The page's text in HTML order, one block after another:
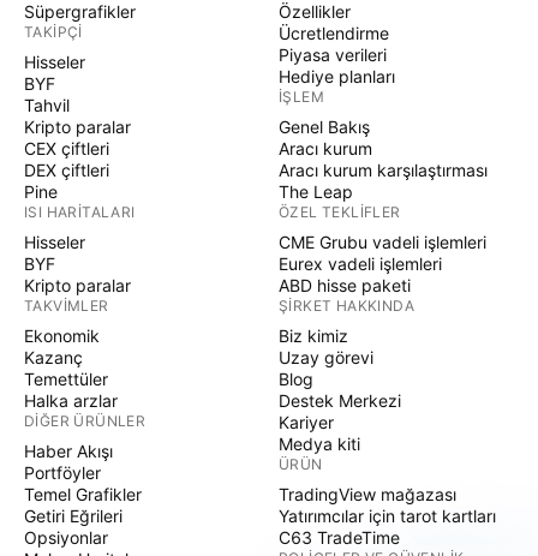
Süpergrafikler
TAKIPÇI
Hisseler
BYF
Tahvil
Kripto paralar
CEX çiftleri
DEX çiftleri
Pine
ISI HARITALARI
Hisseler
BYF
Kripto paralar
TAKVIMLER
Ekonomik
Kazanç
Temettüler
Halka arzlar
DIĞER ÜRÜNLER
Haber Akışı
Portföyler
Temel Grafikler
Getiri Eğrileri
Opsiyonlar
Özellikler
Ücretlendirme
Piyasa verileri
Hediye planları
İŞLEM
Genel Bakış
Aracı kurum
Aracı kurum karşılaştırması
The Leap
ÖZEL TEKLIFLER
CME Grubu vadeli işlemleri
Eurex vadeli işlemleri
ABD hisse paketi
ŞIRKET HAKKINDA
Biz kimiz
Uzay görevi
Blog
Destek Merkezi
Kariyer
Medya kiti
ÜRÜN
TradingView mağazası
Yatırımcılar için tarot kartları
C63 TradeTime